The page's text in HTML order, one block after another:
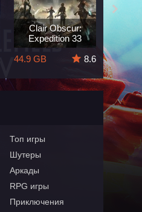
Clair Obscur:
Expedition 33
44.9 GB
8.6
164 GB
Топ игры
Шутеры
Аркады
RPG игры
Приключения